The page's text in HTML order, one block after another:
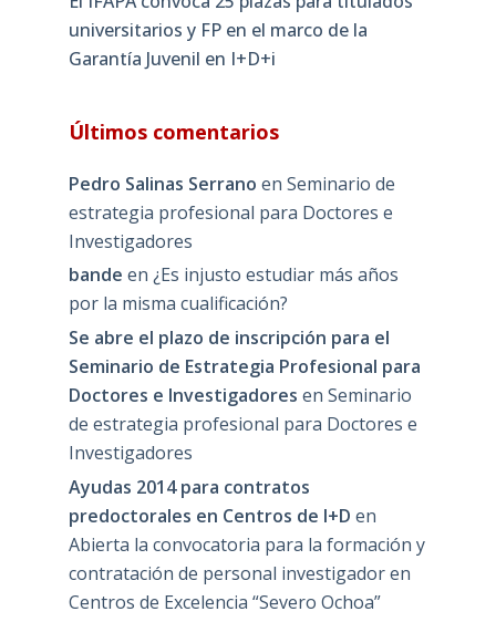
universitarios y FP en el marco de la
Garantía Juvenil en I+D+i
Últimos comentarios
Pedro Salinas Serrano en Seminario de
estrategia profesional para Doctores e
Investigadores
bande en ¿Es injusto estudiar más años
por la misma cualificación?
Se abre el plazo de inscripción para el
Seminario de Estrategia Profesional para
Doctores e Investigadores en Seminario
de estrategia profesional para Doctores e
Investigadores
Ayudas 2014 para contratos
predoctorales en Centros de I+D en
Abierta la convocatoria para la formación y
contratación de personal investigador en
Centros de Excelencia “Severo Ochoa”